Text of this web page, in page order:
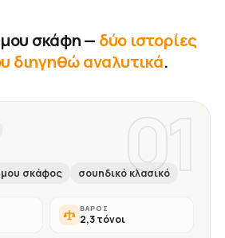
σκάφη — δύο ιστορίες
διηγηθώ αναλυτικά.
01
σκάφος σουηδικό κλασικό
ΒΆΡΟΣ
2,3 τόνοι